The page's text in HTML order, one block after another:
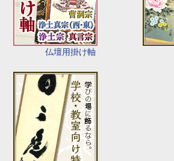
仏壇用掛け軸